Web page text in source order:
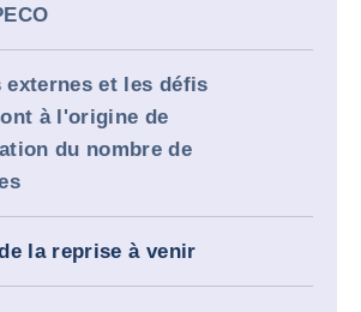
externes et les défis
à l'origine de
du nombre de
la reprise à venir